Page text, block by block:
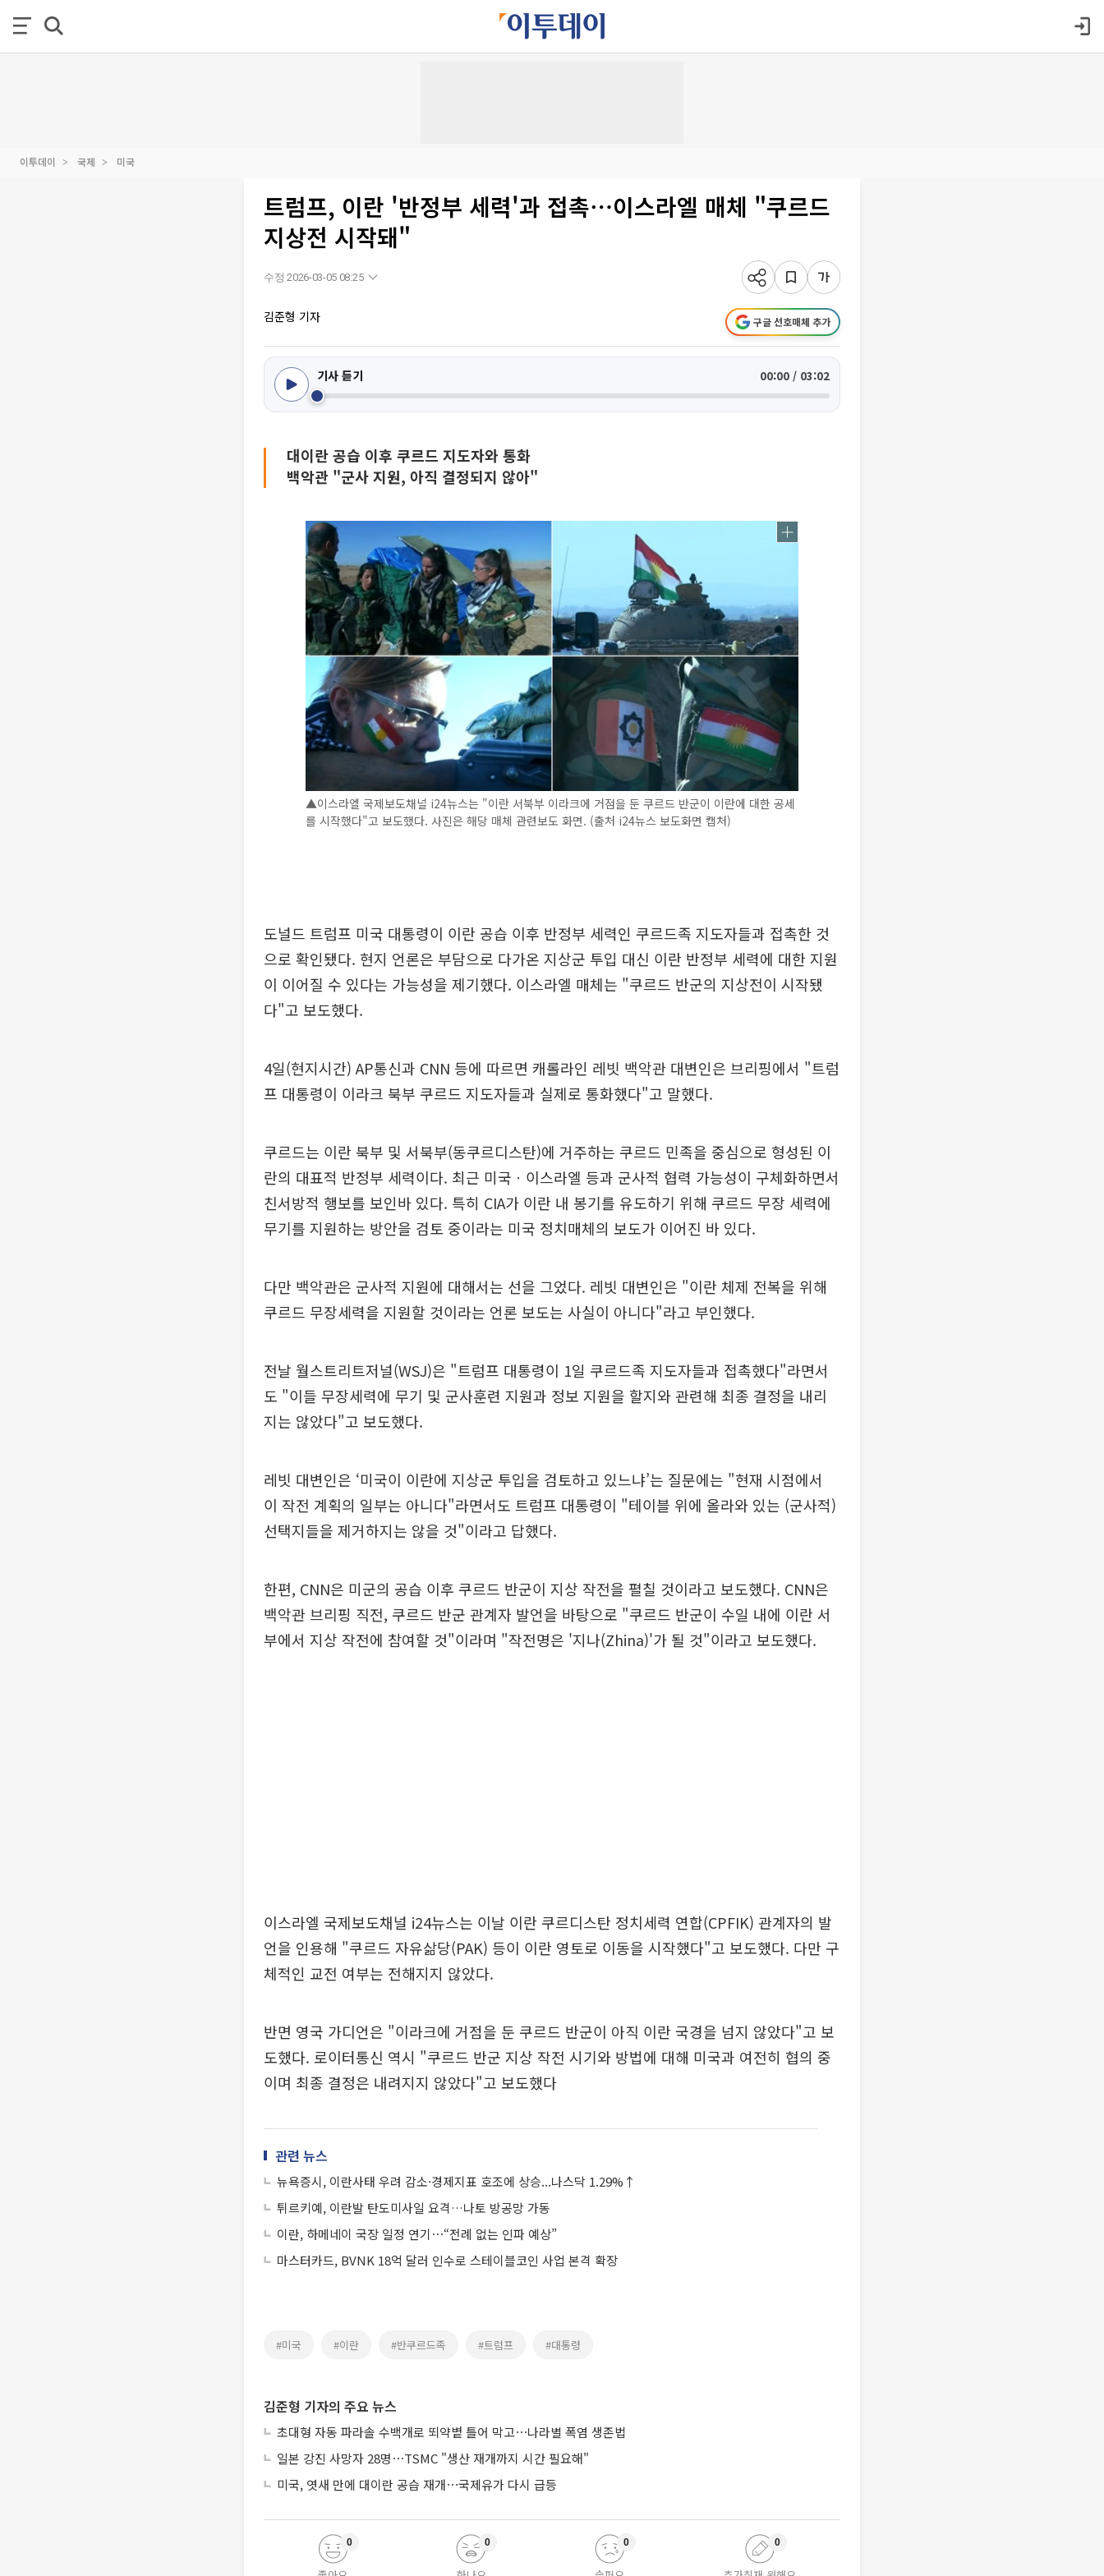
이투데이 국제 미국
트럼프, 이란 '반정부 세력'과 접촉⋯이스라엘 매체 "쿠르드
지상전 시작돼"
수정 2026-03-05 08:25
김준형 기자 구글 선호매체 추가
기사 듣기 00:00 / 03:02
대이란 공습 이후 쿠르드 지도자와 통화
백악관 "군사 지원, 아직 결정되지 않아"
▲이스라엘 국제보도채널 i24뉴스는 "이란 서북부 이라크에 거점을 둔 쿠르드 반군이 이란에 대한 공세
를 시작했다"고 보도했다. 사진은 해당 매체 관련보도 화면. (출처 i24뉴스 보도화면 캡처)
도널드 트럼프 미국 대통령이 이란 공습 이후 반정부 세력인 쿠르드족 지도자들과 접촉한 것
으로 확인됐다. 현지 언론은 부담으로 다가온 지상군 투입 대신 이란 반정부 세력에 대한 지원
이 이어질 수 있다는 가능성을 제기했다. 이스라엘 매체는 "쿠르드 반군의 지상전이 시작됐
다"고 보도했다.
4일(현지시간) AP통신과 CNN 등에 따르면 캐롤라인 레빗 백악관 대변인은 브리핑에서 "트럼
프 대통령이 이라크 북부 쿠르드 지도자들과 실제로 통화했다"고 말했다.
쿠르드는 이란 북부 및 서북부(동쿠르디스탄)에 거주하는 쿠르드 민족을 중심으로 형성된 이
란의 대표적 반정부 세력이다. 최근 미국ㆍ이스라엘 등과 군사적 협력 가능성이 구체화하면서
친서방적 행보를 보인바 있다. 특히 CIA가 이란 내 봉기를 유도하기 위해 쿠르드 무장 세력에
무기를 지원하는 방안을 검토 중이라는 미국 정치매체의 보도가 이어진 바 있다.
다만 백악관은 군사적 지원에 대해서는 선을 그었다. 레빗 대변인은 "이란 체제 전복을 위해
쿠르드 무장세력을 지원할 것이라는 언론 보도는 사실이 아니다"라고 부인했다.
전날 월스트리트저널(WSJ)은 "트럼프 대통령이 1일 쿠르드족 지도자들과 접촉했다"라면서
도 "이들 무장세력에 무기 및 군사훈련 지원과 정보 지원을 할지와 관련해 최종 결정을 내리
지는 않았다"고 보도했다.
레빗 대변인은 ‘미국이 이란에 지상군 투입을 검토하고 있느냐’는 질문에는 "현재 시점에서
이 작전 계획의 일부는 아니다"라면서도 트럼프 대통령이 "테이블 위에 올라와 있는 (군사적)
선택지들을 제거하지는 않을 것"이라고 답했다.
한편, CNN은 미군의 공습 이후 쿠르드 반군이 지상 작전을 펼칠 것이라고 보도했다. CNN은
백악관 브리핑 직전, 쿠르드 반군 관계자 발언을 바탕으로 "쿠르드 반군이 수일 내에 이란 서
부에서 지상 작전에 참여할 것"이라며 "작전명은 '지나(Zhina)'가 될 것"이라고 보도했다.
이스라엘 국제보도채널 i24뉴스는 이날 이란 쿠르디스탄 정치세력 연합(CPFIK) 관계자의 발
언을 인용해 "쿠르드 자유삶당(PAK) 등이 이란 영토로 이동을 시작했다"고 보도했다. 다만 구
체적인 교전 여부는 전해지지 않았다.
반면 영국 가디언은 "이라크에 거점을 둔 쿠르드 반군이 아직 이란 국경을 넘지 않았다"고 보
도했다. 로이터통신 역시 "쿠르드 반군 지상 작전 시기와 방법에 대해 미국과 여전히 협의 중
이며 최종 결정은 내려지지 않았다"고 보도했다
관련 뉴스
뉴욕증시, 이란사태 우려 감소·경제지표 호조에 상승...나스닥 1.29%↑
튀르키예, 이란발 탄도미사일 요격…나토 방공망 가동
이란, 하메네이 국장 일정 연기⋯“전례 없는 인파 예상”
마스터카드, BVNK 18억 달러 인수로 스테이블코인 사업 본격 확장
#미국 #이란 #반쿠르드족 #트럼프 #대통령
김준형 기자의 주요 뉴스
초대형 자동 파라솔 수백개로 뙤약볕 틀어 막고⋯나라별 폭염 생존법
일본 강진 사망자 28명⋯TSMC "생산 재개까지 시간 필요해"
미국, 엿새 만에 대이란 공습 재개⋯국제유가 다시 급등
0 0 0 0